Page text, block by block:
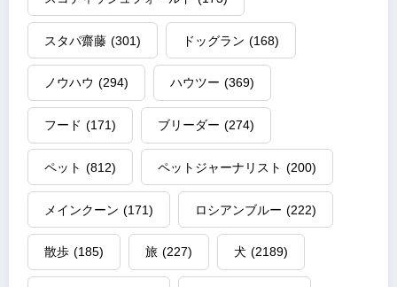
スタパ齋藤 (301) ドッグラン (168)
ノウハウ (294) ハウツー (369)
フード (171) ブリーダー (274)
ペット (812) ペットジャーナリスト (200)
メインクーン (171) ロシアンブルー (222)
散歩 (185) 旅 (227) 犬 (2189)